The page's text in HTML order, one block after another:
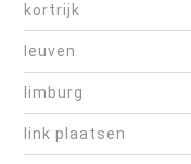
kortrijk
leuven
limburg
link plaatsen